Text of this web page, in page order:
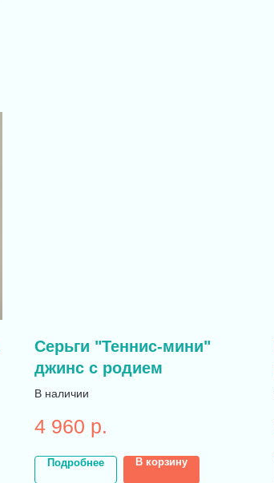
Серьги "Теннис-мини"
джинс с родием
В наличии
4 960 р.
Подробнее В корзину